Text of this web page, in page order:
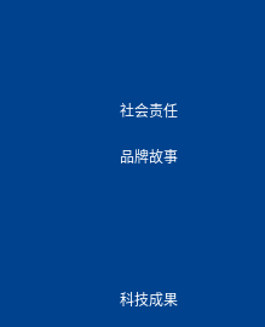
社会责任
品牌故事
科技成果